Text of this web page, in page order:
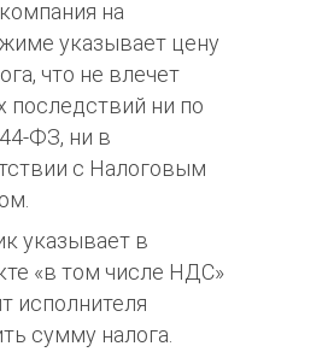
на
указывает цену
что не влечет
последствий ни по
ФЗ, ни в
с Налоговым
указывает в
«в том числе НДС»
исполнителя
сумму налога.